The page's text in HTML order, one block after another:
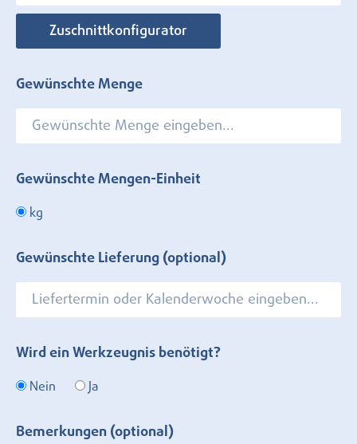
Zuschnittkonfigurator
Gewünschte Menge
Gewünschte Mengen-Einheit
kg
Gewünschte Lieferung (optional)
Wird ein Werkzeugnis benötigt?
Nein Ja
Bemerkungen (optional)